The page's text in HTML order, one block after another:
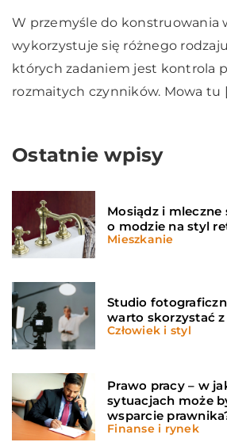
W przemyśle do konstruowania
wykorzystuje się różnego
których zadaniem jest kontrola
rozmaitych czynników. Mowa tu
Ostatnie wpisy
Mosiądz i mleczne
o modzie na styl
Mieszkanie
Studio
warto skorzystać z
Człowiek i styl
Prawo pracy – w
sytuacjach może
wsparcie
Finanse i rynek